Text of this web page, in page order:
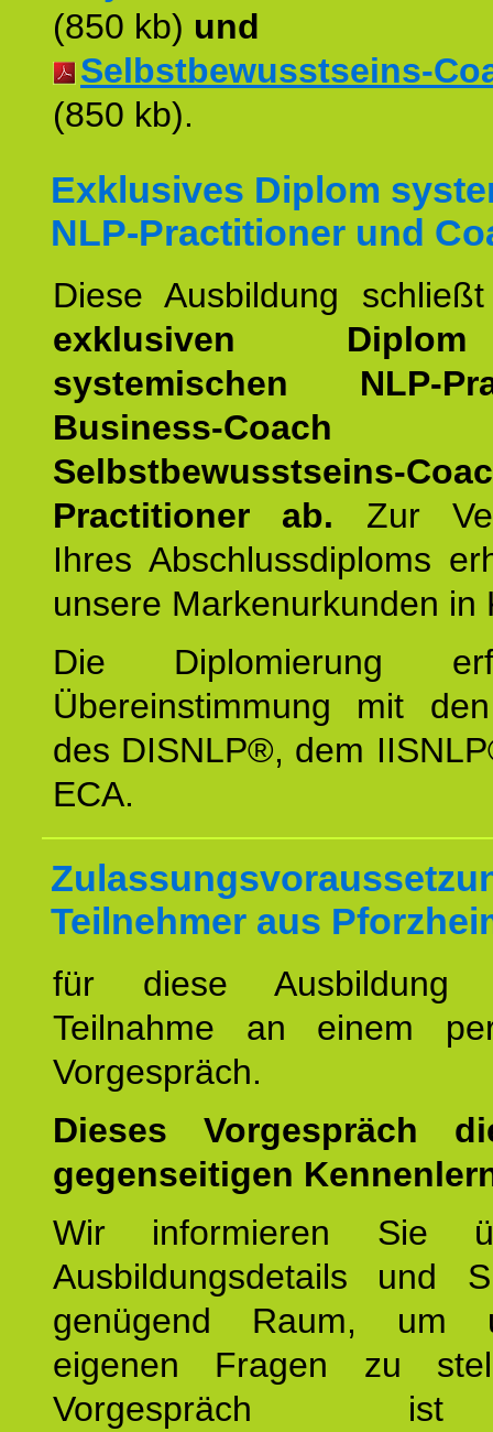
(850 kb) und
Selbstbewusstseins-
(850 kb).
Exklusives Diplom
NLP-Practitioner und
Diese Ausbildung
exklusiven
systemischen NLP-
Business-Coach
Selbstbewusstseins-
Practitioner ab. Zur
Ihres Abschlussdiploms
unsere Markenurkunden in
Die Diplomierung
Übereinstimmung mit
des DISNLP®, dem
ECA.
Teilnehmer aus
für diese
Teilnahme an einem
Vorgespräch.
Dieses Vorgespräch
gegenseitigen
Wir informieren Sie
Ausbildungsdetails und
genügend Raum, um
eigenen Fragen zu